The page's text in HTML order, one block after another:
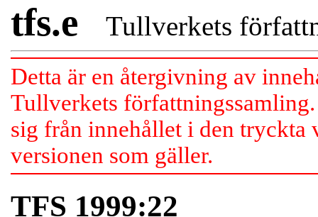
tfs.e Tullverkets
Detta är en återgivning av
Tullverkets
sig från innehållet i den tryckta
versionen som gäller.
TFS 1999:22